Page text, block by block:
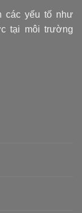
các yếu tố như
tại môi trường